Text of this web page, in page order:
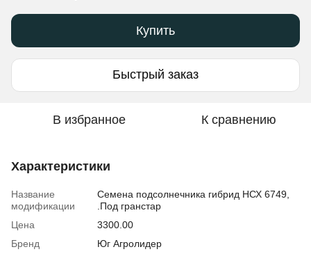
Купить
Быстрый заказ
В избранное К сравнению
Характеристики
Название
модификации
Семена подсолнечника гибрид НСХ 6749,
.Под гранстар
Цена
3300.00
Бренд
Юг Агролидер